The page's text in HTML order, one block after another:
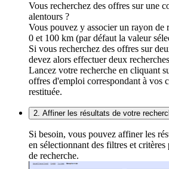
Vous recherchez des offres sur une
alentours ?
Vous pouvez y associer un rayon de
0 et 100 km (par défaut la valeur
Si vous recherchez des offres sur
devez alors effectuer deux
Lancez votre recherche en cliquant
offres d'emploi correspondant à vos
restituée.
2. Affiner les résultats de votre
Si besoin, vous pouvez affiner les
en sélectionnant des filtres et critères
de recherche.